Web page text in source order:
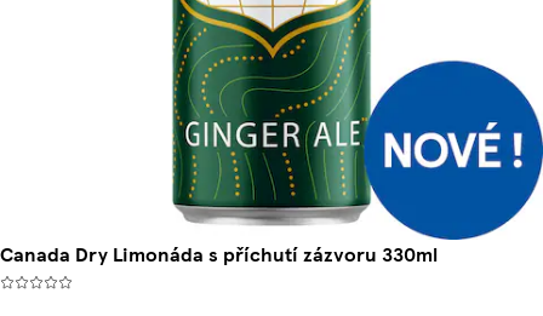
Canada Dry Limonáda s příchutí zázvoru 330ml